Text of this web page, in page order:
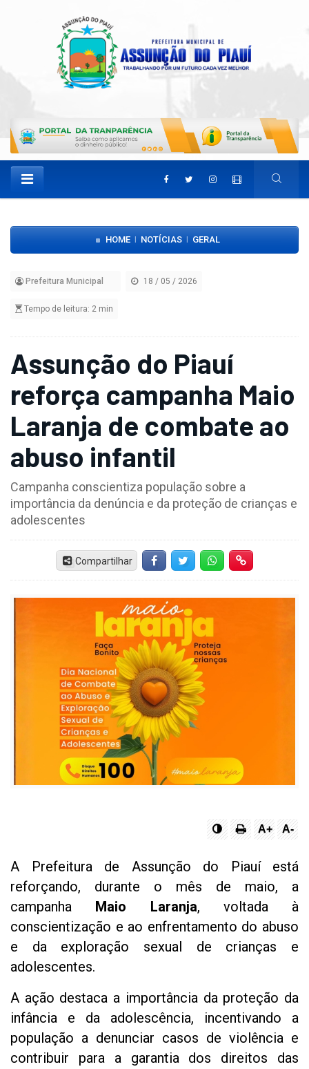
HOME NOTÍCIAS GERAL
Prefeitura Municipal 18 / 05 / 2026
Tempo de leitura: 2 min
Assunção do Piauí
reforça campanha Maio
Laranja de combate ao
abuso infantil
Campanha conscientiza população sobre a
importância da denúncia e da proteção de crianças e
adolescentes
Compartilhar FacebookTwitter Whatsapp
A+ A-
A Prefeitura de Assunção do Piauí está
reforçando, durante o mês de maio, a
campanha Maio Laranja, voltada à
conscientização e ao enfrentamento do abuso
e da exploração sexual de crianças e
adolescentes.
A ação destaca a importância da proteção da
infância e da adolescência, incentivando a
população a denunciar casos de violência e
contribuir para a garantia dos direitos das